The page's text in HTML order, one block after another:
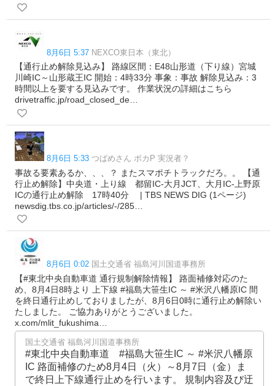
8月6日 5:37 NEXCO東日本（東北）
【通行止め解除見込み】 路線区間：E48山形道（下り線）宮城
川崎IC～山形蔵王IC 開始：4時33分 事象：事故 解除見込み：3
時間以上を要する見込みです。 作業状況の詳細はこちら
drivetraffic.jp/road_closed_de…
8月6日 5:33 つばめさん ボカP 実況者？
事故る要素あるか、、、？ またスマポチトラックだろ。。 【通
行止め解除】中央道・上り線 都留IC-大月JCT、大月IC-上野原
ICの通行止め解除 17時40分 | TBS NEWS DIG (1ページ)
newsdig.tbs.co.jp/articles/-/285…
8月6日 0:02 国土交通省 福島河川国道事務所
【#東北中央自動車道 通行規制解除情報】 路面補修対応のた
め、8月4日8時より 上下線 #福島大笹生IC ～ #米沢八幡原IC 間
を終日通行止めしておりましたが、8月6日0時に通行止め解除い
たしました。 ご協力ありがとうございました。
x.com/mlit_fukushima…
国土交通省 福島河川国道事務所
#東北中央自動車道 #福島大笹生IC ～ #米沢八幡原
IC 路面補修のため8月4日（火）～8月7日（金）ま
で終日上下線通行止めを行います。 規制内容及び迂